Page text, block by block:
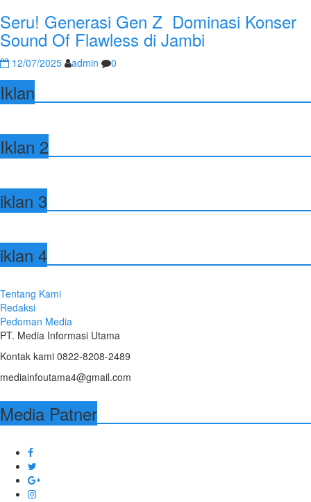
Seru! Generasi Gen Z Dominasi Konser
Sound Of Flawless di Jambi
12/07/2025 admin 0
Iklan
Iklan 2
iklan 3
iklan 4
Tentang Kami
Redaksi
Pedoman Media
PT. Media Informasi Utama
Kontak kami 0822-8208-2489
mediainfoutama4@gmail.com
Media Patner